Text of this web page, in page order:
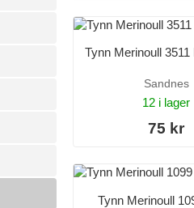
Tynn Merinoull
Sandnes
12 i lager
75 kr
Tynn Merinoull